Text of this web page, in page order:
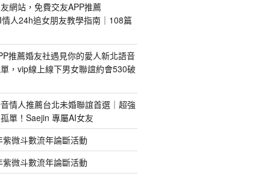
網站，免費交友APP推薦
人24h追女朋友教學指南｜108篇
推薦婚友社遇見你的愛人新北語音
，vip線上線下男女聯誼約會530破
情人推薦台北未婚聯誼首選｜超強
單！Saejin 專屬AI女友
微斗數流年論斷活動
微斗數流年論斷活動